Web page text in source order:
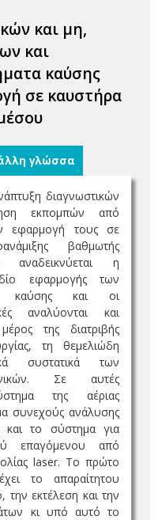
και μη,
και
καύσης
σε καυστήρα
γλώσσα
διαγνωστικών
εκπομπών από
εφαρμογή τους σε
βαθμωτής
αναδεικνύεται η
εφαρμογής των
καύσης και οι
αναλύονται και
της διατριβής
τη θεμελιώδη
συστατικά των
Σε αυτές
της αέριας
συνεχούς ανάλυσης
και το σύστημα για
επαγόμενου από
laser. Το πρώτο
το απαραίτητου
εκτέλεση και την
κι υπό αυτό το